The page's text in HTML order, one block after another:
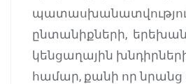
ընտանիքների,
կենցաղային
համար, քանի որ նրանց